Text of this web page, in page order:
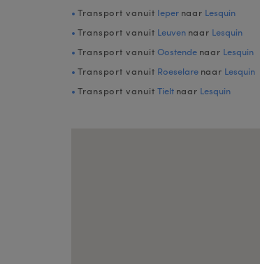
Transport vanuit Ieper naar Lesquin
Transport vanuit Leuven naar Lesquin
Transport vanuit Oostende naar Lesquin
Transport vanuit Roeselare naar Lesquin
Transport vanuit Tielt naar Lesquin